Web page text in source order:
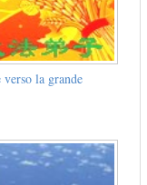
la grande